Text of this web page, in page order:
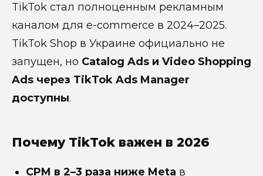
TikTok стал полноценным рекламным
каналом для e-commerce в 2024–2025.
TikTok Shop в Украине официально не
запущен, но Catalog Ads и Video Shopping
Ads через TikTok Ads Manager
доступны.
Почему TikTok важен в 2026
CPM в 2–3 раза ниже Meta в